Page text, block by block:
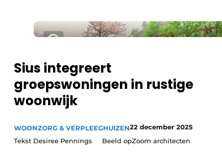
Direct contact
Jaarboek
Jubileumboek
Meest gelezen
Nieuwsbrief
Podcasts
Privacy / Cookie statement
Productinformatie
Ziekenhuizen
Woonzorg & Verpleeghuizen
Privéklinieken
Sius integreert
groepswoningen in rustige
woonwijk
WOONZORG & VERPLEEGHUIZEN22 december 2025
Tekst Desiree Pennings Beeld opZoom architecten